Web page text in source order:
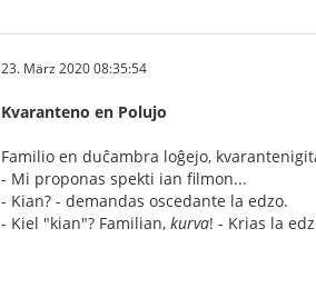
23. März 2020 08:35:54
Kvaranteno en Polujo
Familio en duĉambra loĝejo,
- Mi proponas spekti ian filmon...
- Kian? - demandas oscedante la edzo.
- Kiel "kian"? Familian, kurva! - Krias la